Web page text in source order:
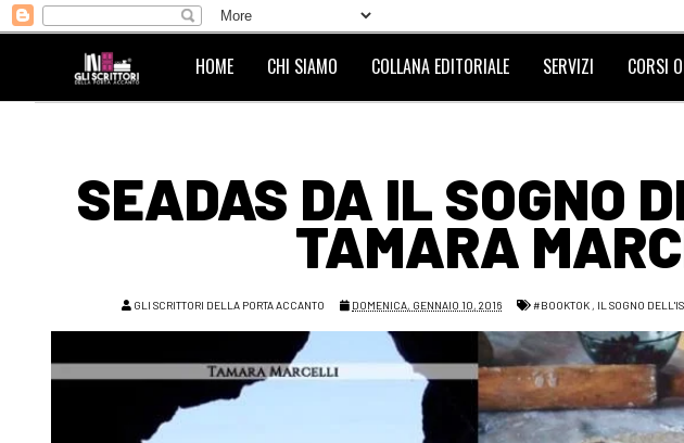
HOME CHI SIAMO COLLANA EDITORIALE SERVIZI CORSI
SEADAS DA IL SOGNO
TAMARA
GLI SCRITTORI DELLA PORTA ACCANTO DOMENICA, GENNAIO 10, 2016 #BOOKTOK , IL SOGNO